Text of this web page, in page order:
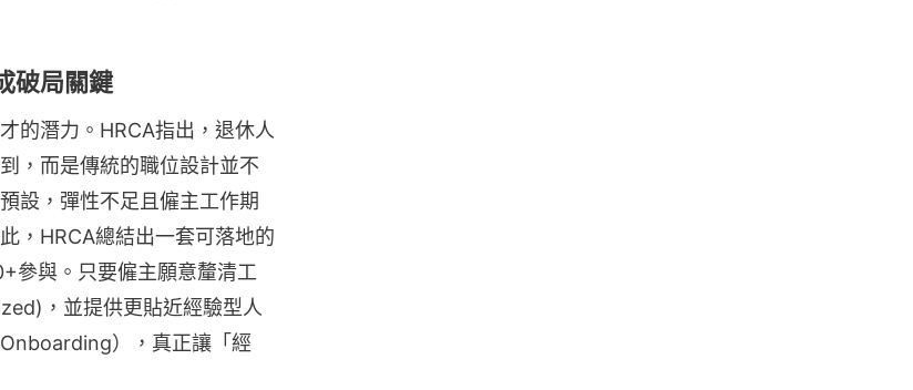
破局關鍵
的潛力。HRCA指出，退休人
，而是傳統的職位設計並不
設，彈性不足且僱主工作期
，HRCA總結出一套可落地的
參與。只要僱主願意釐清工
，並提供更貼近經驗型人
），真正讓「經